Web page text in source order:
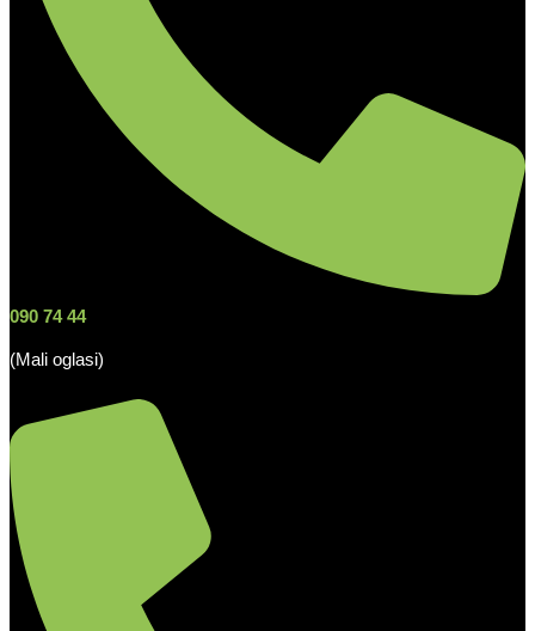
090 74 44
(Mali oglasi)